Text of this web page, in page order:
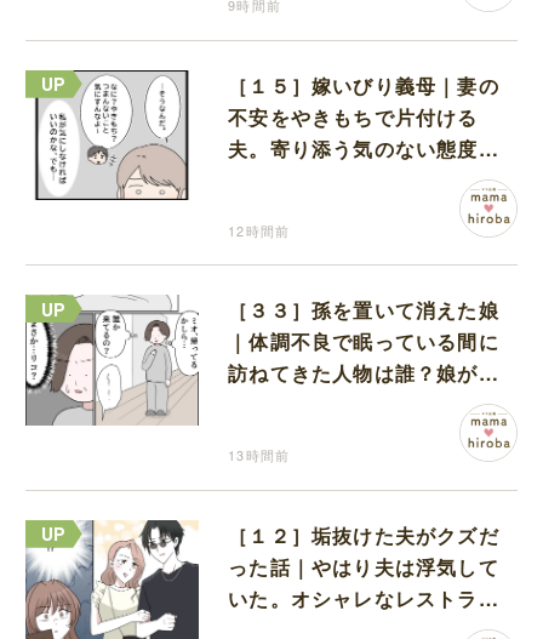
9時間前
［１５］嫁いびり義母｜妻の
不安をやきもちで片付ける
夫。寄り添う気のない態度に
12時間前
［３３］孫を置いて消えた娘
｜体調不良で眠っている間に
訪ねてきた人物は誰？娘が戻
ってきたのかと不安になる
13時間前
［１２］垢抜けた夫がクズだ
った話｜やはり夫は浮気して
いた。オシャレなレストラン